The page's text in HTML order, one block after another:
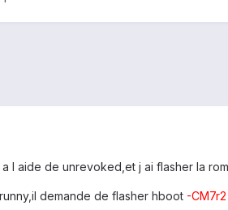
l aide de unrevoked,et j ai flasher la
demande de flasher hboot -